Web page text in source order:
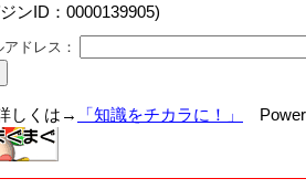
ジンID：0000139905)
アドレス：
くは→ 「知識をチカラに！」